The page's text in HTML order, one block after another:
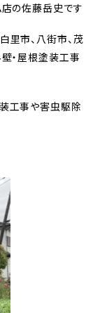
店の佐藤岳史です
里市、八街市、茂
・屋根塗装工事
工事や害虫駆除